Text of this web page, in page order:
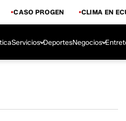
CASO PROGEN CLIMA EN
Servicios DeportesNegocios